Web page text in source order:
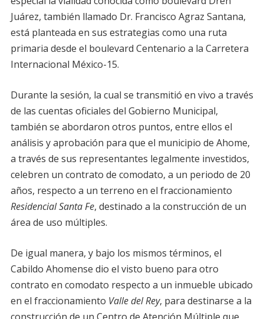
Juárez, también llamado Dr. Francisco Agraz Santana,
está planteada en sus estrategias como una ruta
primaria desde el boulevard Centenario a la Carretera
Internacional México-15.
Durante la sesión, la cual se transmitió en vivo a través
de las cuentas oficiales del Gobierno Municipal,
también se abordaron otros puntos, entre ellos el
análisis y aprobación para que el municipio de Ahome,
a través de sus representantes legalmente investidos,
celebren un contrato de comodato, a un periodo de 20
años, respecto a un terreno en el fraccionamiento
Residencial Santa Fe, destinado a la construcción de un
área de uso múltiples.
De igual manera, y bajo los mismos términos, el
Cabildo Ahomense dio el visto bueno para otro
contrato en comodato respecto a un inmueble ubicado
en el fraccionamiento Valle del Rey, para destinarse a la